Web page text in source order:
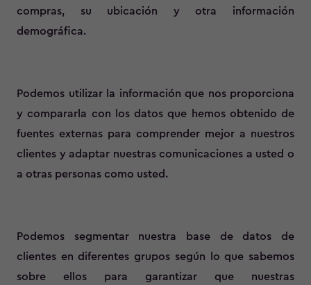
compras, su ubicación y otra información
demográfica.
Podemos utilizar la información que nos proporciona
y compararla con los datos que hemos obtenido de
fuentes externas para comprender mejor a nuestros
clientes y adaptar nuestras comunicaciones a usted o
a otras personas como usted.
Podemos segmentar nuestra base de datos de
clientes en diferentes grupos según lo que sabemos
sobre ellos para garantizar que nuestras